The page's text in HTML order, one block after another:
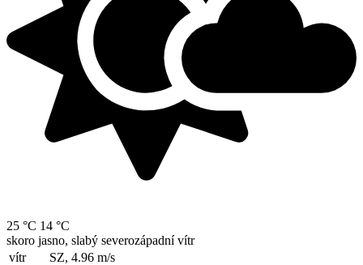
25 °C 14 °C
skoro jasno, slabý severozápadní vítr
vítr
SZ, 4.96 m/s